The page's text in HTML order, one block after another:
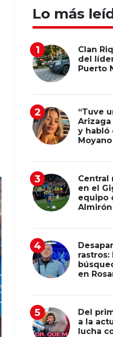
Lo más
Clan
del
Puerto
“Tuve
y habló
Moyano
Central
en el
equipo
Almirón
rastros:
en
Del
a la
lucha